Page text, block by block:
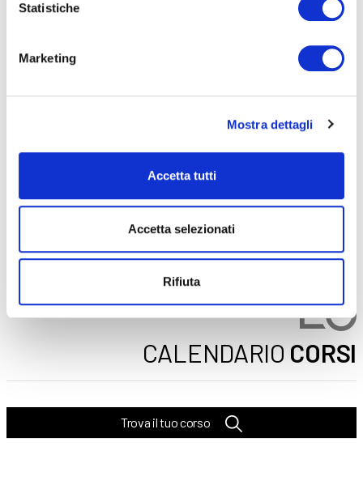
Statistiche
Marketing
Mostra dettagli
Accetta tutti
Accetta selezionati
Rifiuta
Seleziona e filtra per:
ADULTI
AZIENDE
DOPO LA TERZA MEDIA
SICUREZZA
Seleziona e filtra per:
CORSIONLINE
CALENDARIO CORSI
Trova il tuo corso